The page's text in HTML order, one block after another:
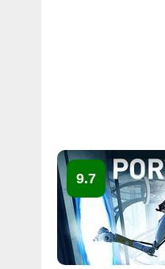
9.7